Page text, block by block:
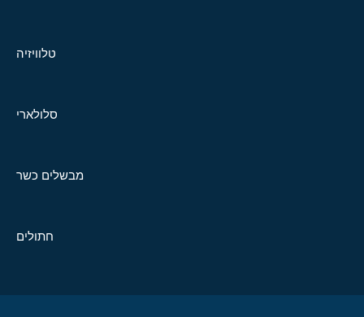
טלוויזיה
סלולארי
מבשלים כשר
חתולים